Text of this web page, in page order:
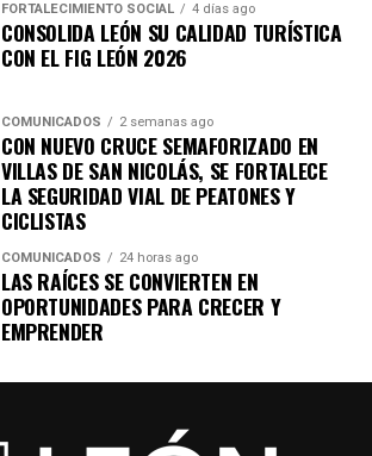
FORTALECIMIENTO SOCIAL 4 días ago
CONSOLIDA LEÓN SU CALIDAD TURÍSTICA
CON EL FIG LEÓN 2026
COMUNICADOS 2 semanas ago
CON NUEVO CRUCE SEMAFORIZADO EN
VILLAS DE SAN NICOLÁS, SE FORTALECE
LA SEGURIDAD VIAL DE PEATONES Y
CICLISTAS
COMUNICADOS 24 horas ago
LAS RAÍCES SE CONVIERTEN EN
OPORTUNIDADES PARA CRECER Y
EMPRENDER